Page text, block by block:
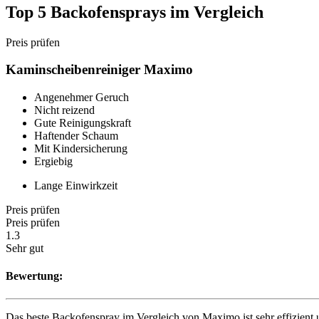
Top 5 Backofensprays im Vergleich
Preis prüfen
Kaminscheibenreiniger Maximo
Angenehmer Geruch
Nicht reizend
Gute Reinigungskraft
Haftender Schaum
Mit Kindersicherung
Ergiebig
Lange Einwirkzeit
Preis prüfen
Preis prüfen
1.3
Sehr gut
Bewertung: